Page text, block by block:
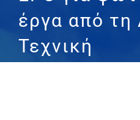
έργα από τη
Τεχνική